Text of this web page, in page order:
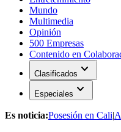
Mundo
Multimedia
Opinión
500 Empresas
Contenido en
Clasificados expand_more
Especiales expand_more
Es noticia:Posesión en Cali|